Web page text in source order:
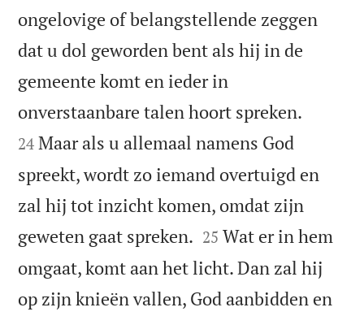
ongelovige of belangstellende zeggen
dat u dol geworden bent als hij in de
gemeente komt en ieder in
onverstaanbare talen hoort spreken.
24 Maar als u allemaal namens God
spreekt, wordt zo iemand overtuigd en
zal hij tot inzicht komen, omdat zijn
geweten gaat spreken. 

25 Wat er in hem
omgaat, komt aan het licht. Dan zal hij
op zijn knieën vallen, God aanbidden en